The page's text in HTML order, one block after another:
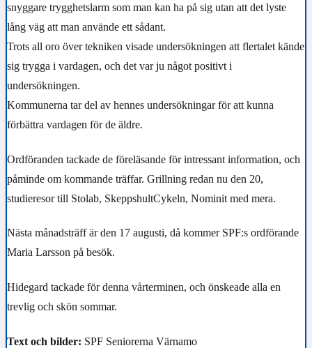
snyggare trygghetslarm som man kan ha på sig utan att det lyste
lång väg att man använde ett sådant.
Trots all oro över tekniken visade undersökningen att flertalet kände
sig trygga i vardagen, och det var ju något positivt i
undersökningen.
Kommunerna tar del av hennes undersökningar för att kunna
förbättra vardagen för de äldre.
Ordföranden tackade de föreläsande för intressant information, och
påminde om kommande träffar. Grillning redan nu den 20,
studieresor till Stolab, SkeppshultCykeln, Nominit med mera.
Nästa månadsträff är den 17 augusti, då kommer SPF:s ordförande
Maria Larsson på besök.
Hidegard tackade för denna vårterminen, och önskeade alla en
trevlig och skön sommar.
Text och bilder: SPF Seniorerna Värnamo